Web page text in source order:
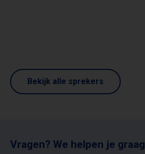
Bekijk alle sprekers
Vragen? We helpen je